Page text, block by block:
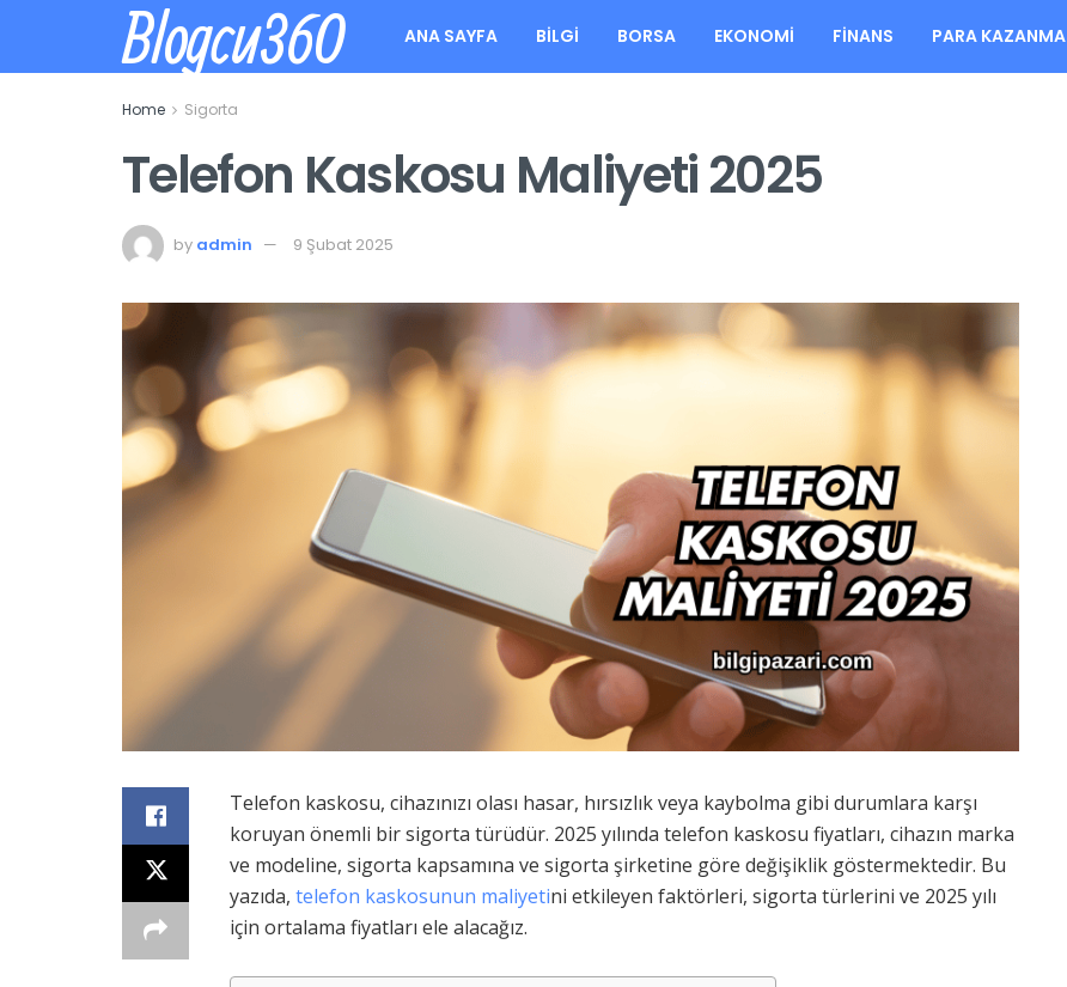
Blogcu360 ANA SAYFA BILGI BORSA EKONOMI FINANS PARA KAZANMA
Home Sigorta
Telefon Kaskosu Maliyeti 2025
by admin 9 Şubat 2025
Telefon kaskosu, cihazınızı olası hasar, hırsızlık veya kaybolma gibi durumlara karşı
koruyan önemli bir sigorta türüdür. 2025 yılında telefon kaskosu fiyatları, cihazın marka
ve modeline, sigorta kapsamına ve sigorta şirketine göre değişiklik göstermektedir. Bu
yazıda, telefon kaskosunun maliyetini etkileyen faktörleri, sigorta türlerini ve 2025 yılı
için ortalama fiyatları ele alacağız.